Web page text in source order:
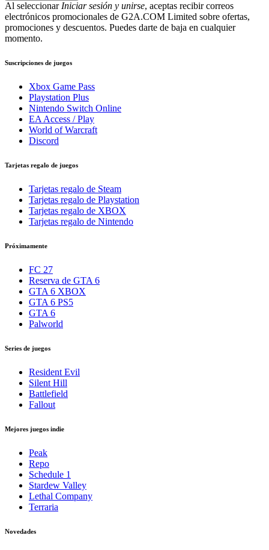
Al seleccionar Iniciar sesión y unirse, aceptas recibir correos
electrónicos promocionales de G2A.COM Limited sobre ofertas,
promociones y descuentos. Puedes darte de baja en cualquier
momento.
Suscripciones de juegos
Xbox Game Pass
Playstation Plus
Nintendo Switch Online
EA Access / Play
World of Warcraft
Discord
Tarjetas regalo de juegos
Tarjetas regalo de Steam
Tarjetas regalo de Playstation
Tarjetas regalo de XBOX
Tarjetas regalo de Nintendo
Próximamente
FC 27
Reserva de GTA 6
GTA 6 XBOX
GTA 6 PS5
GTA 6
Palworld
Series de juegos
Resident Evil
Silent Hill
Battlefield
Fallout
Mejores juegos indie
Peak
Repo
Schedule 1
Stardew Valley
Lethal Company
Terraria
Novedades